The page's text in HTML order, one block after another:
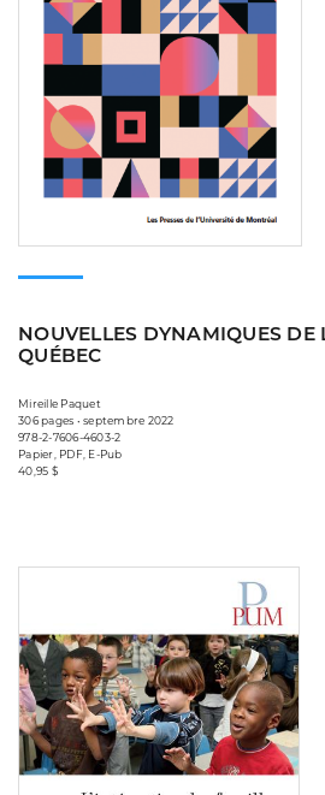
NOUVELLES DYNAMIQUES
QUÉBEC
Mireille Paquet
306 pages • septembre 2022
978-2-7606-4603-2
Papier, PDF, E-Pub
40,95 $